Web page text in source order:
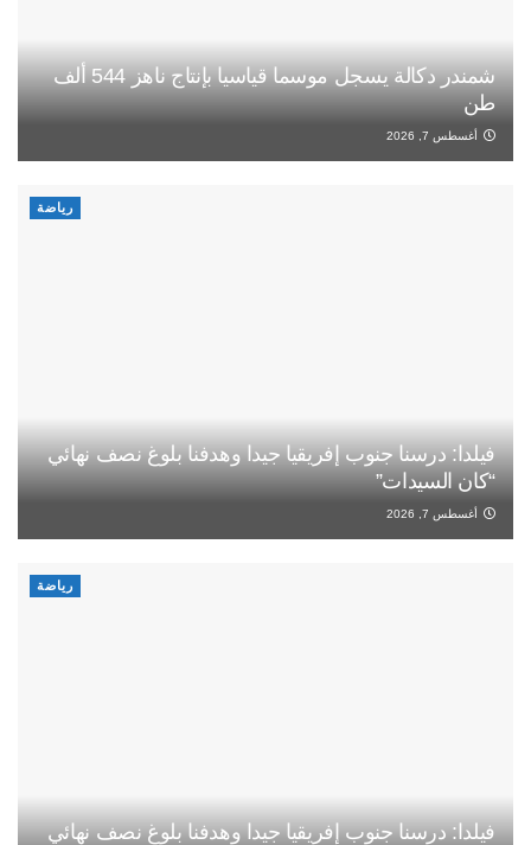
شمندر دكالة يسجل موسما قياسيا بإنتاج ناهز 544 ألف
طن
أغسطس 7, 2026
رياضة
فيلدا: درسنا جنوب إفريقيا جيدا وهدفنا بلوغ نصف نهائي
“كان السيدات”
أغسطس 7, 2026
رياضة
فيلدا: درسنا جنوب إفريقيا جيدا وهدفنا بلوغ نصف نهائي